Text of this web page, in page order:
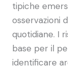
tipiche
osservazioni
quotidiane. I
base per il
identificare